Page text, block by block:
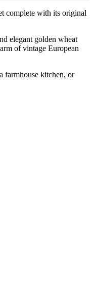
complete with its original
elegant golden wheat
of vintage European
farmhouse kitchen, or